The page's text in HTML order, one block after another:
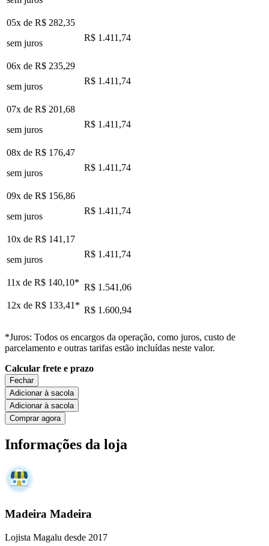
05x de R$ 282,35
sem juros
R$ 1.411,74
06x de R$ 235,29
sem juros
R$ 1.411,74
07x de R$ 201,68
sem juros
R$ 1.411,74
08x de R$ 176,47
sem juros
R$ 1.411,74
09x de R$ 156,86
sem juros
R$ 1.411,74
10x de R$ 141,17
sem juros
R$ 1.411,74
11x de R$ 140,10* R$ 1.541,06
12x de R$ 133,41* R$ 1.600,94
*Juros: Todos os encargos da operação, como juros, custo de
parcelamento e outras tarifas estão incluídas neste valor.
Calcular frete e prazo
Fechar
Adicionar à sacola
Adicionar à sacola
Comprar agora
Informações da loja
Madeira Madeira
Lojista Magalu desde 2017